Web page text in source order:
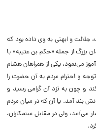
و ابهتى به وى داده بود که
بزرگ از جمله‏ «حکم بن عتیبه‏» با
مى‌نمود، یکى از همراهان هشام
و احترام مردم به آن حضرت را
و چون به نزد آن گرامى رسید و
بند آمد. یا آن که در میان مردم
مى‌آمد، ولى در مقابل ستمکاران،